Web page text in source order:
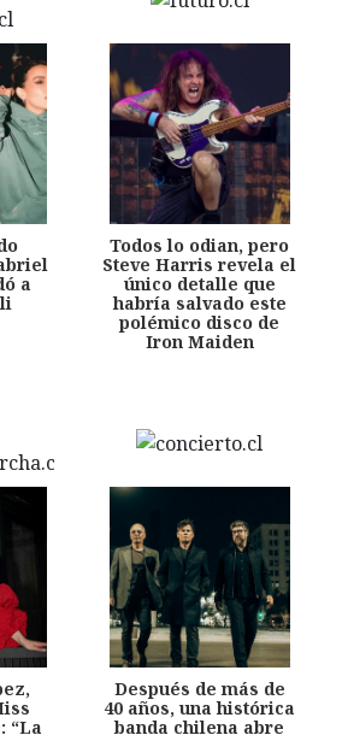
a
Todos lo odian, pero
Steve Harris revela el
único detalle que
habría salvado este
polémico disco de
Iron Maiden
“La
Después de más de
40 años, una histórica
banda chilena abre